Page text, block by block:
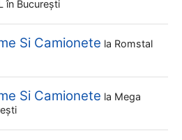
în București
Si Camionete la Romstal
Si Camionete la Mega